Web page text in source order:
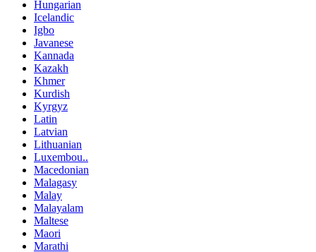
Hungarian
Icelandic
Igbo
Javanese
Kannada
Kazakh
Khmer
Kurdish
Kyrgyz
Latin
Latvian
Lithuanian
Luxembou..
Macedonian
Malagasy
Malay
Malayalam
Maltese
Maori
Marathi